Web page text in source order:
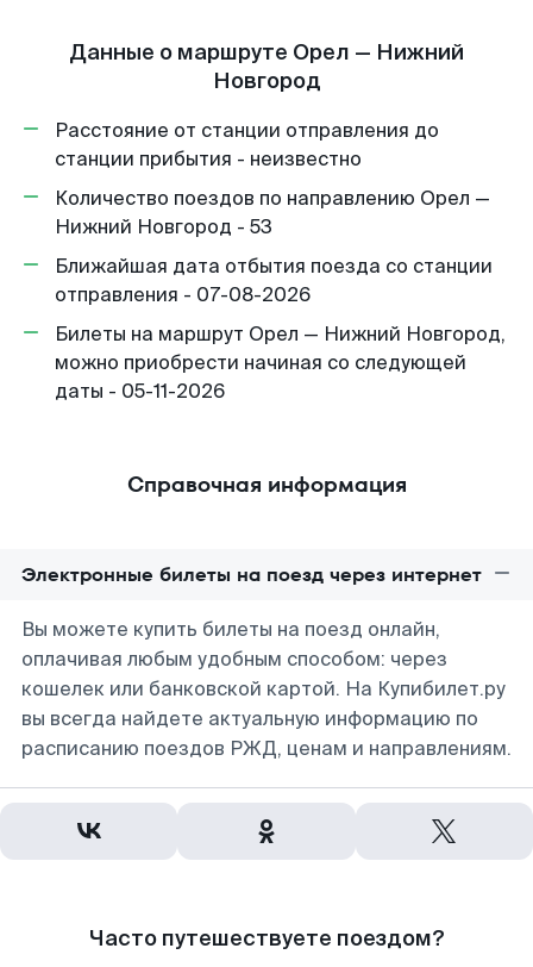
Данные о маршруте Орел — Нижний
Новгород
Расстояние от станции отправления до
станции прибытия - неизвестно
Количество поездов по направлению Орел —
Нижний Новгород - 53
Ближайшая дата отбытия поезда со станции
отправления - 07-08-2026
Билеты на маршрут Орел — Нижний Новгород,
можно приобрести начиная со следующей
даты - 05-11-2026
Справочная информация
Электронные билеты на поезд через интернет
Вы можете купить билеты на поезд онлайн,
оплачивая любым удобным способом: через
кошелек или банковской картой. На Купибилет.ру
вы всегда найдете актуальную информацию по
расписанию поездов РЖД, ценам и направлениям.
Часто путешествуете поездом?